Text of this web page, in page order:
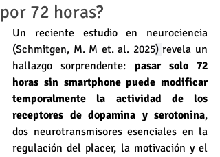
por 72 horas?
(Schmitgen, M. M et. al. 2025) revela un
hallazgo sorprendente: pasar solo 72
horas sin smartphone puede modificar
temporalmente la actividad de los
receptores de dopamina y serotonina,
dos neurotransmisores esenciales en la
regulación del placer, la motivación y el